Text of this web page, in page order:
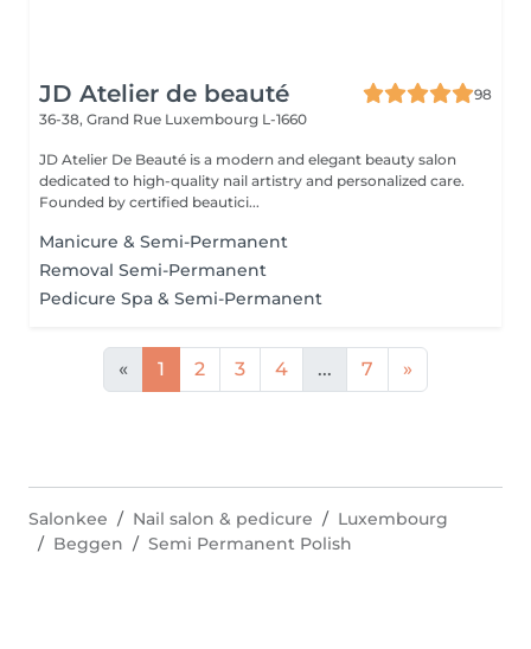
JD Atelier de beauté
98
36-38, Grand Rue Luxembourg L-1660
JD Atelier De Beauté is a modern and elegant beauty salon
dedicated to high-quality nail artistry and personalized care.
Founded by certified beautici...
Manicure & Semi-Permanent
Removal Semi-Permanent
Pedicure Spa & Semi-Permanent
« 1 2 3 4 ... 7 »
Salonkee Nail salon & pedicure
Luxembourg
Beggen
Semi Permanent Polish